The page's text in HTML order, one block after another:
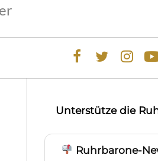
Unterstütze die
Ruhrbarone-